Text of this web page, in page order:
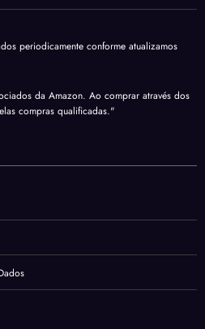
periodicamente conforme atualizamos
da Amazon. Ao comprar através dos
compras qualificadas."